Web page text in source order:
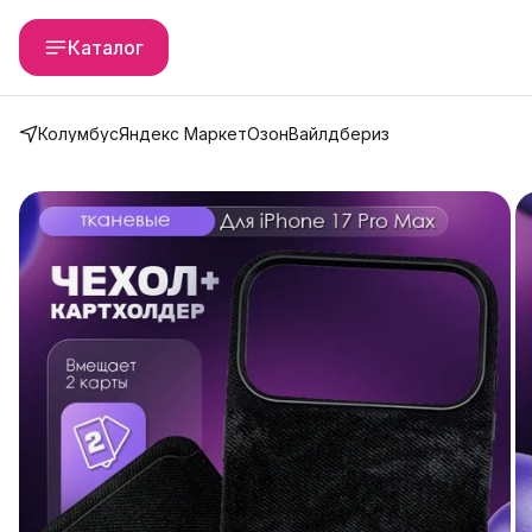
Каталог
КолумбусЯндекс МаркетОзонВайлдбериз